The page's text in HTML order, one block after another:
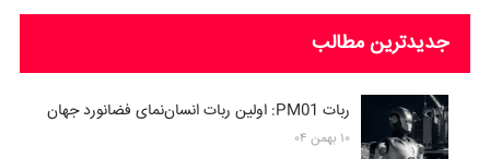
جدیدترین مطالب
ربات PM01: اولین ربات انسان‌نمای فضانورد جهان
۱۰ بهمن ۰۴